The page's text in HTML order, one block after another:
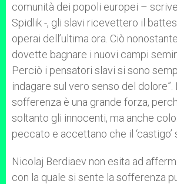
comunità dei popoli europei –
Spidlik -, gli slavi ricevettero il
operai dell’ultima ora. Ciò
dovette bagnare i nuovi campi
Perciò i pensatori slavi si sono
indagare sul vero senso del dolore”.
sofferenza è una grande forza,
soltanto gli innocenti, ma anche
peccato e accettano che il ‘castigo’
Nicolaj Berdiaev non esita ad
con la quale si sente la sofferenza